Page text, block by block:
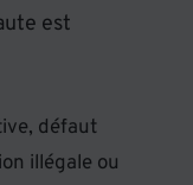
est
défaut
illégale ou